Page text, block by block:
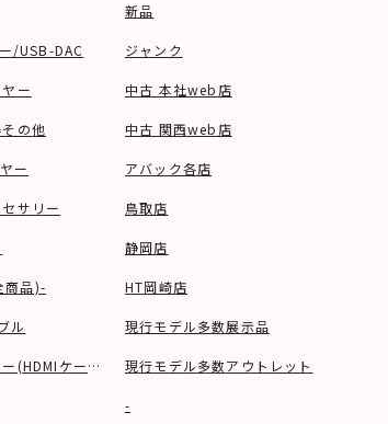
/USB-DAC
ー
の他
ー
サリー
商品)-
ル
(HDMIケーブル等)
新品
ジャンク
中古 本社web店
中古 関西web店
アバック各店
鳥取店
静岡店
HT岡崎店
現行モデル多数展示品
現行モデル多数アウトレット
-